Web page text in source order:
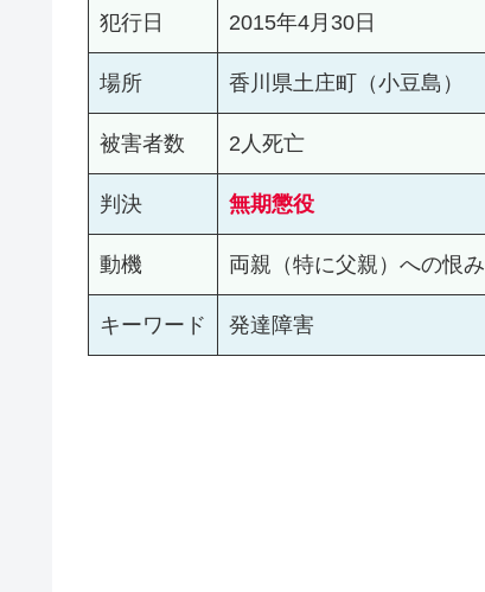
犯行日 2015年4月30日
場所 香川県土庄町（小豆島）
被害者数 2人死亡
判決 無期懲役
動機 両親（特に父親）への恨み
キーワード 発達障害